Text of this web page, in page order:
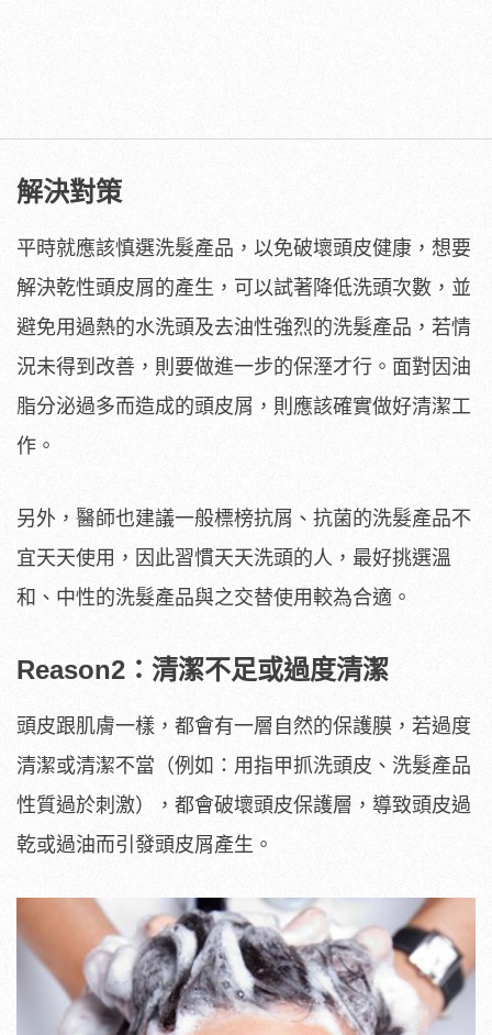
解決對策
平時就應該慎選洗髮產品，以免破壞頭皮健康，想要
解決乾性頭皮屑的產生，可以試著降低洗頭次數，並
避免用過熱的水洗頭及去油性強烈的洗髮產品，若情
況未得到改善，則要做進一步的保溼才行。面對因油
脂分泌過多而造成的頭皮屑，則應該確實做好清潔工
作。
另外，醫師也建議一般標榜抗屑、抗菌的洗髮產品不
宜天天使用，因此習慣天天洗頭的人，最好挑選溫
和、中性的洗髮產品與之交替使用較為合適。
Reason2：清潔不足或過度清潔
頭皮跟肌膚一樣，都會有一層自然的保護膜，若過度
清潔或清潔不當（例如：用指甲抓洗頭皮、洗髮產品
性質過於刺激），都會破壞頭皮保護層，導致頭皮過
乾或過油而引發頭皮屑產生。